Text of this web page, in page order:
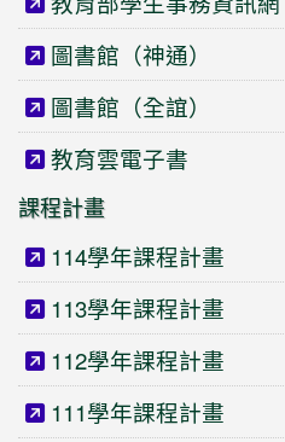
圖書館（神通）
圖書館（全誼）
教育雲電子書
課程計畫
114學年課程計畫
113學年課程計畫
112學年課程計畫
111學年課程計畫